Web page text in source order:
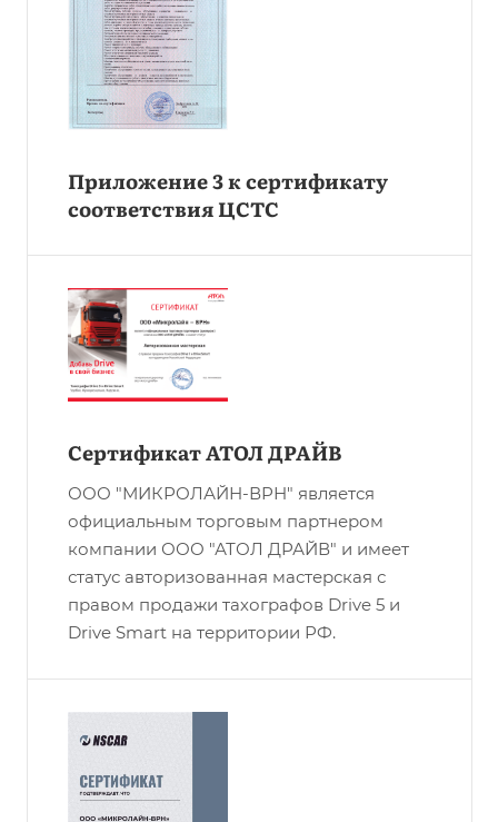
Приложение 3 к сертификату
соответствия ЦСТС
Сертификат АТОЛ ДРАЙВ
ООО "МИКРОЛАЙН-ВРН" является
официальным торговым партнером
компании ООО "АТОЛ ДРАЙВ" и имеет
статус авторизованная мастерская с
правом продажи тахографов Drive 5 и
Drive Smart на территории РФ.